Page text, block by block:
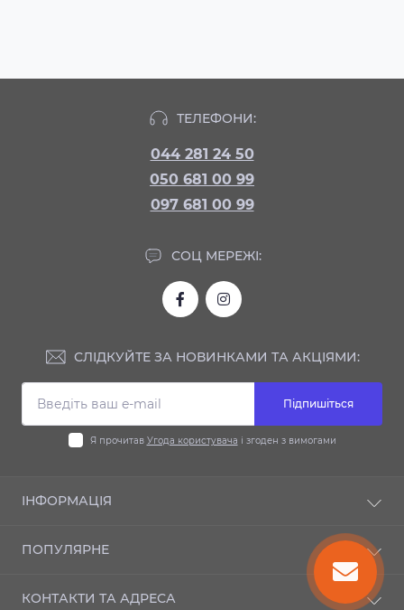
ТЕЛЕФОНИ:
044 281 24 50
050 681 00 99
097 681 00 99
СОЦ МЕРЕЖІ:
СЛІДКУЙТЕ ЗА НОВИНКАМИ ТА АКЦІЯМИ:
Підпишіться
Я прочитав Угода користувача і згоден з вимогами
ІНФОРМАЦІЯ
Гарантія
Шиномонтаж
ПОПУЛЯРНЕ
КОНТАКТИ ТА АДРЕСА